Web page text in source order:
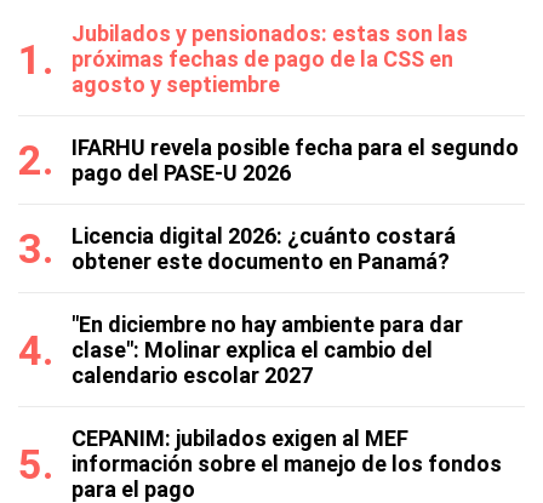
Jubilados y pensionados: estas son las
próximas fechas de pago de la CSS en
agosto y septiembre
IFARHU revela posible fecha para el segundo
pago del PASE-U 2026
Licencia digital 2026: ¿cuánto costará
obtener este documento en Panamá?
"En diciembre no hay ambiente para dar
clase": Molinar explica el cambio del
calendario escolar 2027
CEPANIM: jubilados exigen al MEF
información sobre el manejo de los fondos
para el pago